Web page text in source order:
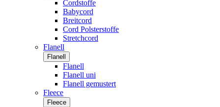
Cordstoffe
Babycord
Breitcord
Cord Polsterstoffe
Stretchcord
Flanell
Flanell
Flanell
Flanell uni
Flanell gemustert
Fleece
Fleece